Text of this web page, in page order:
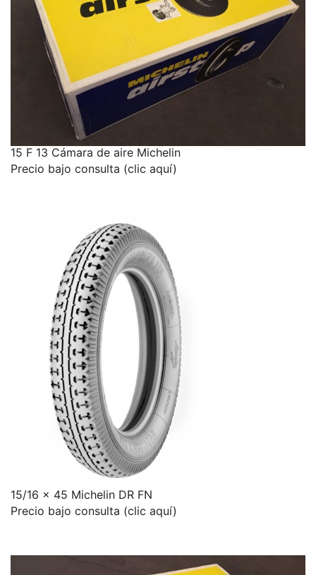
15 F 13 Cámara de aire Michelin
Precio bajo consulta (clic aquí)
15/16 x 45 Michelin DR FN
Precio bajo consulta (clic aquí)